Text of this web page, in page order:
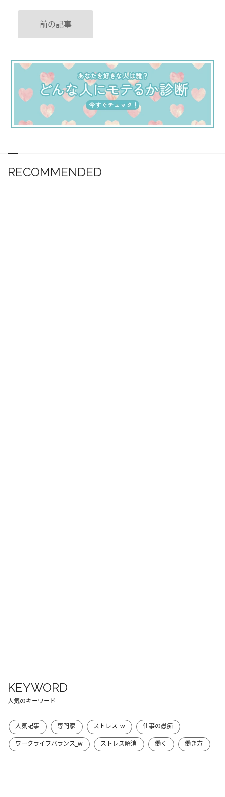
前の記事
RECOMMENDED
KEYWORD
人気のキーワード
人気記事 専門家 ストレス_w
仕事の愚痴
ワークライフバランス_w
ストレス解消 働く 働き方